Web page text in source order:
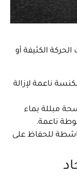
الكثيفة أو
ناعمة لإزالة
مبللة بماء
ناعمة.
للحفاظ على